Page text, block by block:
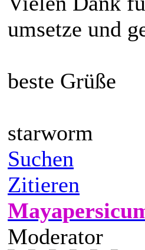
umsetze und
beste Grüße
starworm
Suchen
Zitieren
Moderator